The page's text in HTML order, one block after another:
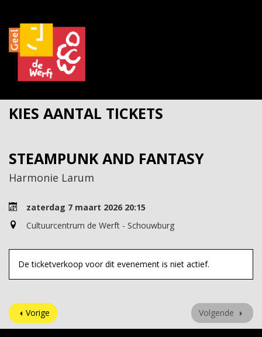
KIES AANTAL TICKETS
STEAMPUNK AND FANTASY
Harmonie Larum
zaterdag 7 maart 2026 20:15
Cultuurcentrum de Werft - Schouwburg
De ticketverkoop voor dit evenement is niet actief.
Vorige Volgende